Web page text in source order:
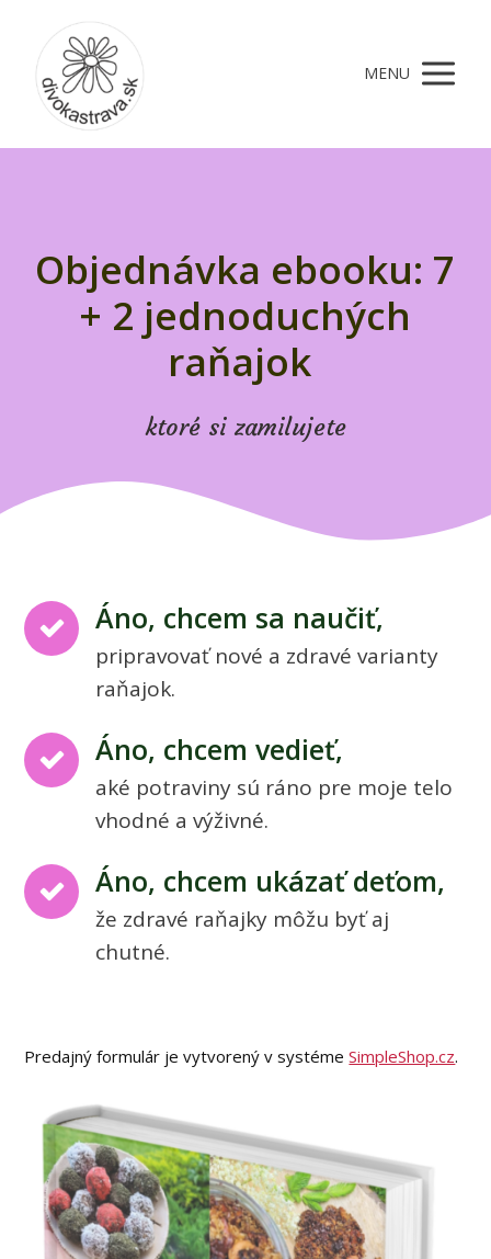
MENU
Objednávka ebooku: 7
+ 2 jednoduchých
raňajok
ktoré si zamilujete
Áno, chcem sa naučiť,
pripravovať nové a zdravé varianty
raňajok.
Áno, chcem vedieť,
aké potraviny sú ráno pre moje telo
vhodné a výživné.
Áno, chcem ukázať deťom,
že zdravé raňajky môžu byť aj
chutné.
Predajný formulár je vytvorený v systémeSimpleShop.cz.